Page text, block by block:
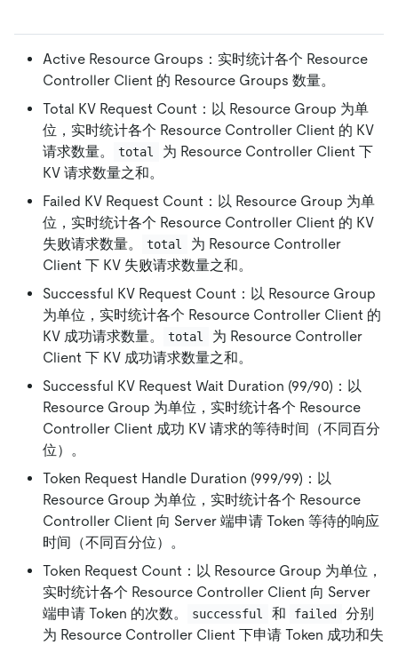
Active Resource Groups：实时统计各个 Resource
Controller Client 的 Resource Groups 数量。
Total KV Request Count：以 Resource Group 为单
位，实时统计各个 Resource Controller Client 的 KV
请求数量。
total
为 Resource Controller Client 下
KV 请求数量之和。
Failed KV Request Count：以 Resource Group 为单
位，实时统计各个 Resource Controller Client 的 KV
失败请求数量。
total
为 Resource Controller
Client 下 KV 失败请求数量之和。
Successful KV Request Count：以 Resource Group
为单位，实时统计各个 Resource Controller Client 的
KV 成功请求数量。
total
为 Resource Controller
Client 下 KV 成功请求数量之和。
Successful KV Request Wait Duration (99/90)：以
Resource Group 为单位，实时统计各个 Resource
Controller Client 成功 KV 请求的等待时间（不同百分
位）。
Token Request Handle Duration (999/99)：以
Resource Group 为单位，实时统计各个 Resource
Controller Client 向 Server 端申请 Token 等待的响应
时间（不同百分位）。
Token Request Count：以 Resource Group 为单位，
实时统计各个 Resource Controller Client 向 Server
端申请 Token 的次数。
successful 和 failed
分别
为 Resource Controller Client 下申请 Token 成功和失